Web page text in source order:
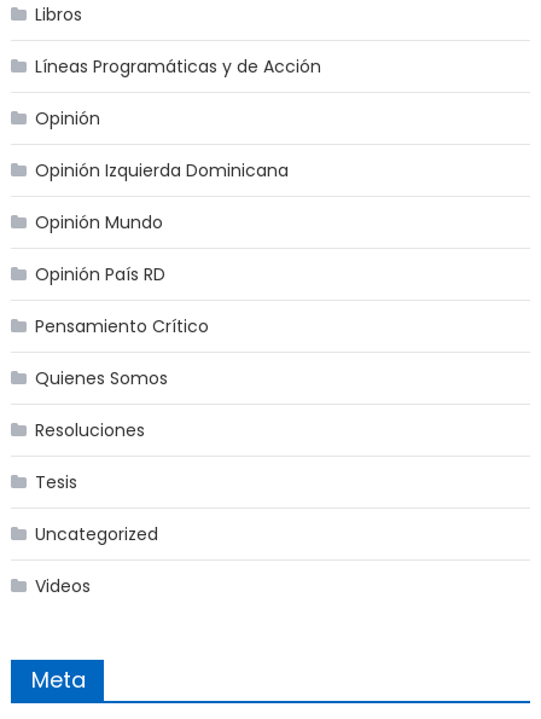
Libros
Líneas Programáticas y de Acción
Opinión
Opinión Izquierda Dominicana
Opinión Mundo
Opinión País RD
Pensamiento Crítico
Quienes Somos
Resoluciones
Tesis
Uncategorized
Videos
Meta